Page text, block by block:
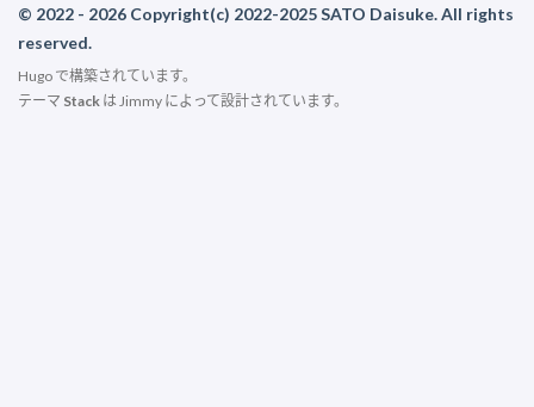
© 2022 - 2026 Copyright(c) 2022-2025 SATO Daisuke. All rights
reserved.
Hugo で構築されています。
テーマ Stack はJimmy によって設計されています。